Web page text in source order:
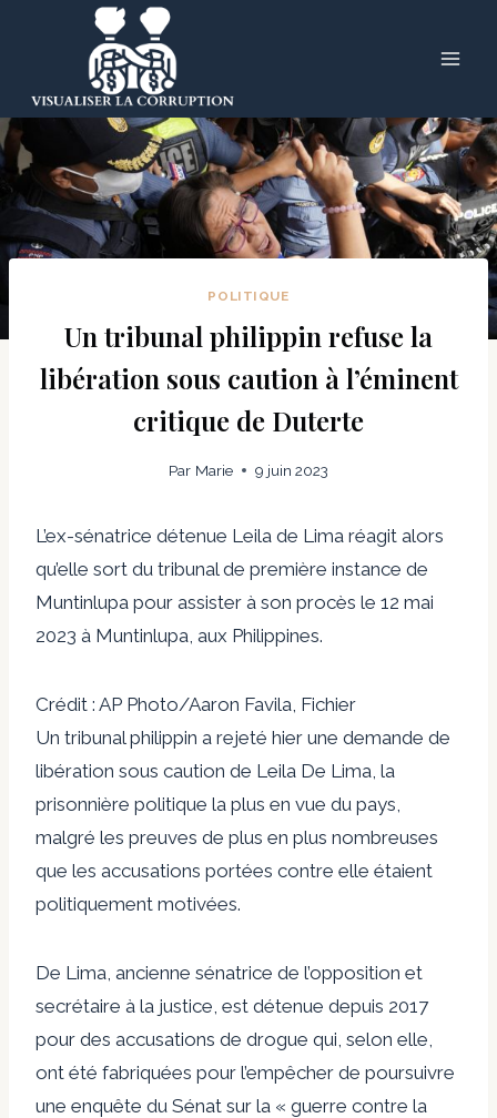
POLITIQUE
Un tribunal philippin refuse la
libération sous caution à l’éminent
critique de Duterte
Par Marie 9 juin 2023
L’ex-sénatrice détenue Leila de Lima réagit alors
qu’elle sort du tribunal de première instance de
Muntinlupa pour assister à son procès le 12 mai
2023 à Muntinlupa, aux Philippines.
Crédit : AP Photo/Aaron Favila, Fichier
Un tribunal philippin a rejeté hier une demande de
libération sous caution de Leila De Lima, la
prisonnière politique la plus en vue du pays,
malgré les preuves de plus en plus nombreuses
que les accusations portées contre elle étaient
politiquement motivées.
De Lima, ancienne sénatrice de l’opposition et
secrétaire à la justice, est détenue depuis 2017
pour des accusations de drogue qui, selon elle,
ont été fabriquées pour l’empêcher de poursuivre
une enquête du Sénat sur la « guerre contre la